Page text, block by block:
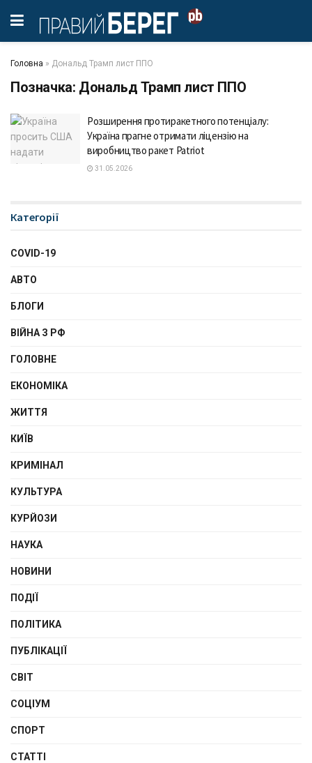
Головна » Дональд Трамп лист ППО
Позначка: Дональд Трамп лист ППО
Розширення протиракетного потенціалу:
Україна прагне отримати ліцензію на
виробництво ракет Patriot
31.05.2026
Категорії
COVID-19
АВТО
БЛОГИ
ВІЙНА З РФ
ГОЛОВНЕ
ЕКОНОМІКА
ЖИТТЯ
КИЇВ
КРИМІНАЛ
КУЛЬТУРА
КУРЙОЗИ
НАУКА
НОВИНИ
ПОДІЇ
ПОЛІТИКА
ПУБЛІКАЦІЇ
СВІТ
СОЦІУМ
СПОРТ
СТАТТІ